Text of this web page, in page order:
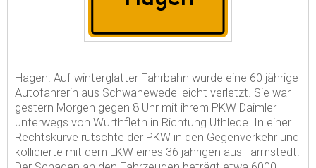
Hagen. Auf winterglatter Fahrbahn wurde eine 60 jährige
Autofahrerin aus Schwanewede leicht verletzt. Sie war
gestern Morgen gegen 8 Uhr mit ihrem PKW Daimler
unterwegs von Wurthfleth in Richtung Uthlede. In einer
Rechtskurve rutschte der PKW in den Gegenverkehr und
kollidierte mit dem LKW eines 36 jährigen aus Tarmstedt.